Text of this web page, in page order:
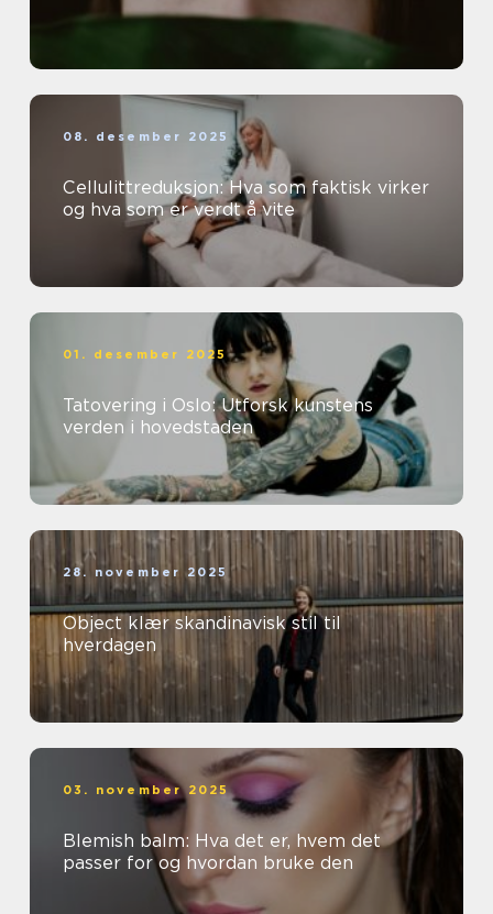
08. desember 2025
Cellulittreduksjon: Hva som faktisk virker
og hva som er verdt å vite
01. desember 2025
Tatovering i Oslo: Utforsk kunstens
verden i hovedstaden
28. november 2025
Object klær skandinavisk stil til
hverdagen
03. november 2025
Blemish balm: Hva det er, hvem det
passer for og hvordan bruke den